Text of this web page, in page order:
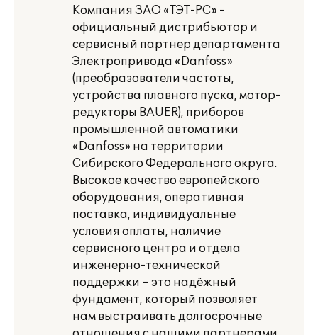
Компания ЗАО «ТЭТ-РС» -
официальный дистрибьютор и
сервисный партнер департамента
Электропривода «Danfoss»
(преобразователи частоты,
устройства плавного пуска, мотор-
редукторы BAUER), приборов
промышленной автоматики
«Danfoss» на территории
Сибирского Федерального округа.
Высокое качество европейского
оборудования, оперативная
поставка, индивидуальные
условия оплаты, наличие
сервисного центра и отдела
инженерно-технической
поддержки – это надёжный
фундамент, который позволяет
нам выстраивать долгосрочные